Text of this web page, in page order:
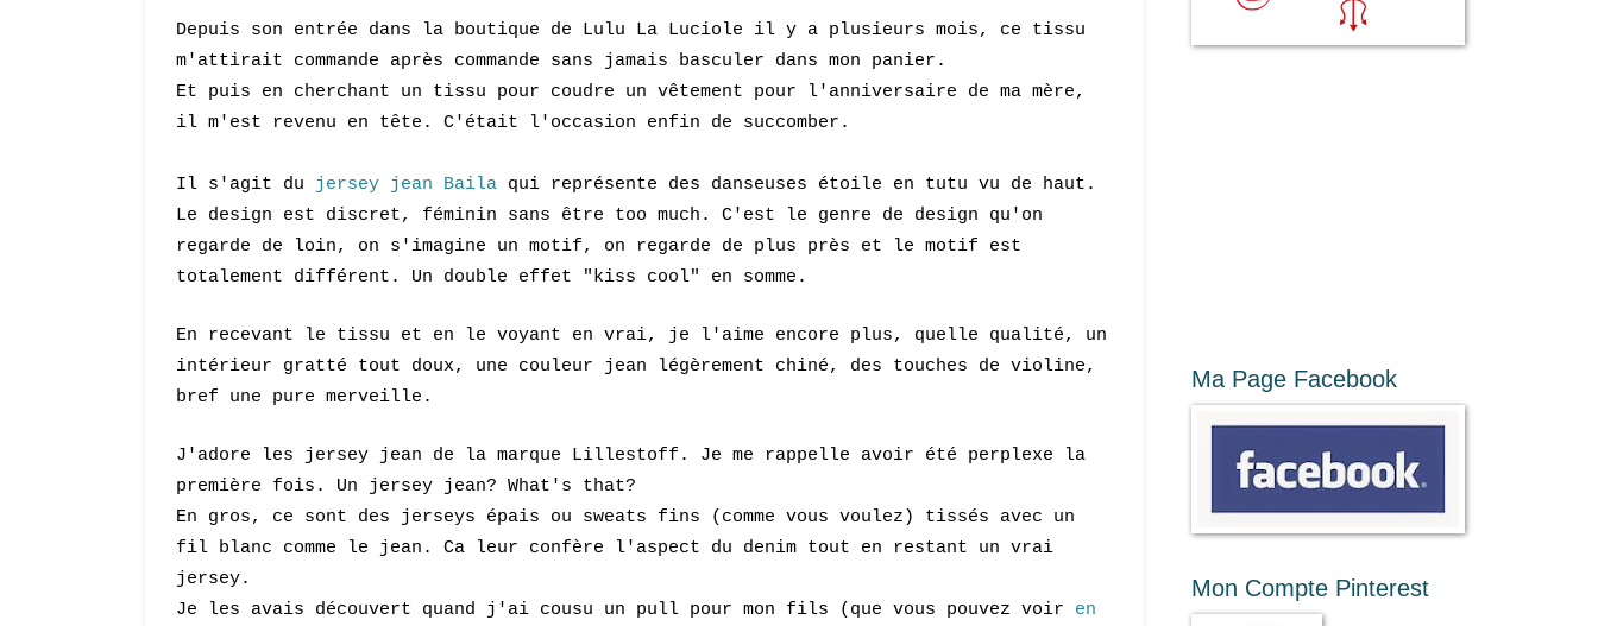
Depuis son entrée dans la boutique de Lulu La Luciole il y a plusieurs mois, ce tissu
m'attirait commande après commande sans jamais basculer dans mon panier.
Et puis en cherchant un tissu pour coudre un vêtement pour l'anniversaire de ma mère,
il m'est revenu en tête. C'était l'occasion enfin de succomber.
Il s'agit du jersey jean Baila qui représente des danseuses étoile en tutu vu de haut.
Le design est discret, féminin sans être too much. C'est le genre de design qu'on
regarde de loin, on s'imagine un motif, on regarde de plus près et le motif est
totalement différent. Un double effet "kiss cool" en somme.
En recevant le tissu et en le voyant en vrai, je l'aime encore plus, quelle qualité, un
intérieur gratté tout doux, une couleur jean légèrement chiné, des touches de violine,
bref une pure merveille.
J'adore les jersey jean de la marque Lillestoff. Je me rappelle avoir été perplexe la
première fois. Un jersey jean? What's that?
En gros, ce sont des jerseys épais ou sweats fins (comme vous voulez) tissés avec un
fil blanc comme le jean. Ca leur confère l'aspect du denim tout en restant un vrai
jersey.
Je les avais découvert quand j'ai cousu un pull pour mon fils (que vous pouvez voir en
Ma Page Facebook
Mon Compte Pinterest